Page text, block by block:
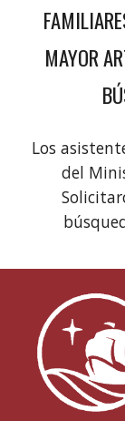
MAYOR
Los
del